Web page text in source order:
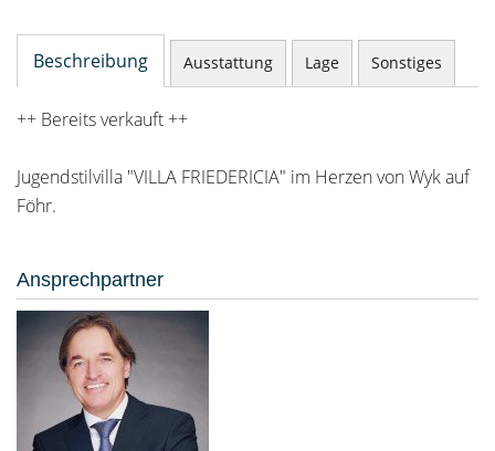
Beschreibung Ausstattung Lage Sonstiges
++ Bereits verkauft ++
Jugendstilvilla "VILLA FRIEDERICIA" im Herzen von Wyk auf
Föhr.
Ansprechpartner